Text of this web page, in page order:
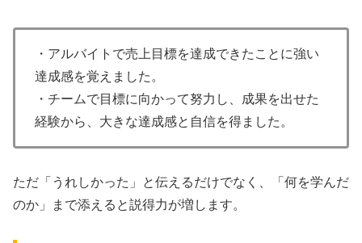
・アルバイトで売上目標を達成できたことに強い
達成感を覚えました。
・チームで目標に向かって努力し、成果を出せた
経験から、大きな達成感と自信を得ました。
ただ「うれしかった」と伝えるだけでなく、「何を学んだ
のか」まで添えると説得力が増します。